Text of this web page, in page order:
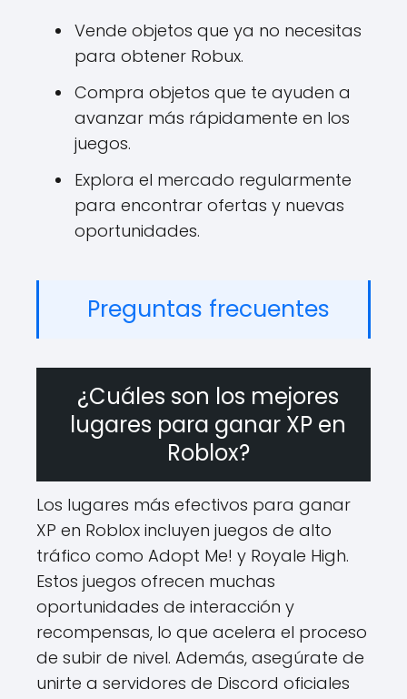
Vende objetos que ya no necesitas
para obtener Robux.
Compra objetos que te ayuden a
avanzar más rápidamente en los
juegos.
Explora el mercado regularmente
para encontrar ofertas y nuevas
oportunidades.
Preguntas frecuentes
¿Cuáles son los mejores
lugares para ganar XP en
Roblox?
Los lugares más efectivos para ganar
XP en Roblox incluyen juegos de alto
tráfico como Adopt Me! y Royale High.
Estos juegos ofrecen muchas
oportunidades de interacción y
recompensas, lo que acelera el proceso
de subir de nivel. Además, asegúrate de
unirte a servidores de Discord oficiales